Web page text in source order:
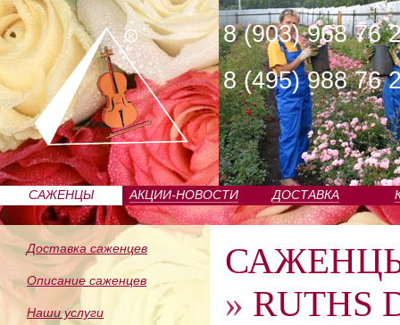
8 (903) 968 76
8 (495) 988 76
САЖЕНЦЫ
ПИТОМНИКА
АКЦИИ-НОВОСТИ ДОСТАВКА
Доставка саженцев
Описание саженцев
Наши услуги
» RUTHS